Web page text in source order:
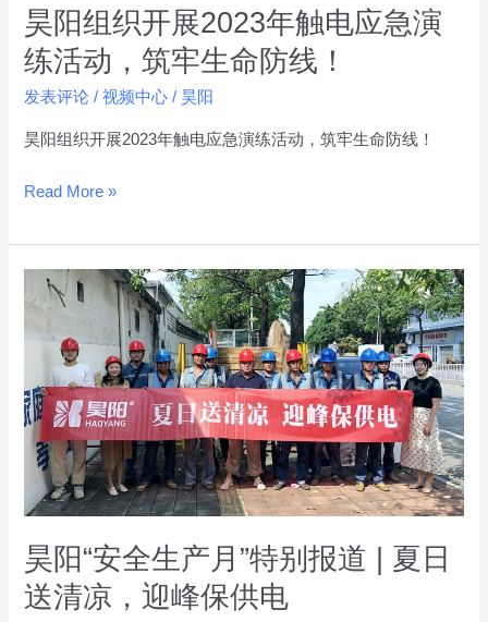
昊阳组织开展2023年触电应急演
练活动，筑牢生命防线！
发表评论 /视频中心 / 昊阳
昊阳组织开展2023年触电应急演练活动，筑牢生命防线！
电
应
急
演
练
动，
牢
生
命
防
Read More »
昊阳“安全生产月”特别报道 | 夏日
送清凉，迎峰保供电
昊
阳
生
产
月”
别
报
道
|